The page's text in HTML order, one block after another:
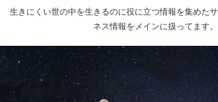
生きにくい世の中を生きるのに役に立つ情報を集めた
ネス情報をメインに扱ってます。